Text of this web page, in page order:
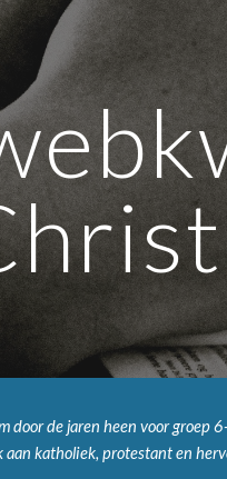
door de jaren heen voor
katholiek, protestant en